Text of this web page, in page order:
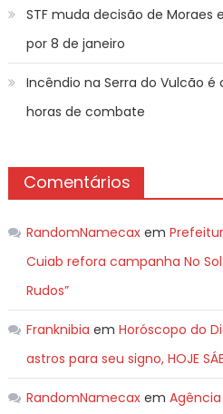
STF muda decisão de
por 8 de janeiro
Incêndio na Serra do Vulcão é
horas de combate
Comentários
RandomNamecaxem
Cuiab refora campanha No
Rudos”
Franknibia em Horóscopo do
astros para seu signo, HOJE
RandomNamecaxem